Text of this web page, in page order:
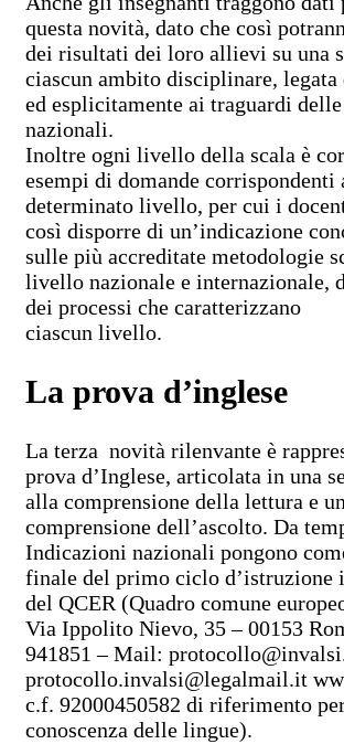
questa novità, dato che così
dei risultati dei loro allievi su una
ciascun ambito disciplinare, legata
ed esplicitamente ai traguardi
nazionali.
Inoltre ogni livello della scala è
esempi di domande corrispondenti
determinato livello, per cui i
così disporre di un’indicazione
sulle più accreditate metodologie
livello nazionale e internazionale,
dei processi che caratterizzano
ciascun livello.
La prova d’inglese
La terza novità rilenvante è
prova d’Inglese, articolata in una
alla comprensione della lettura e
comprensione dell’ascolto. Da
Indicazioni nazionali pongono
finale del primo ciclo
del QCER (Quadro comune
Via Ippolito Nievo, 35 – 00153
941851 – Mail:
protocollo.invalsi@legalmail.it
c.f. 92000450582 di riferimento
conoscenza delle lingue).